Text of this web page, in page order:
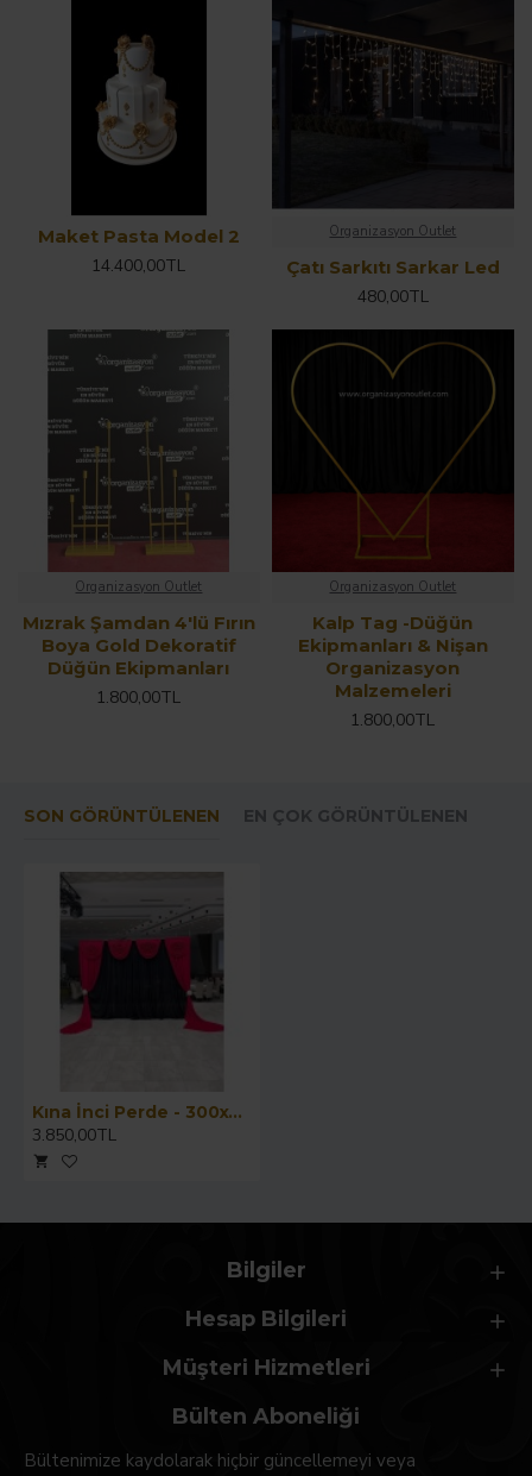
Maket Pasta Model 2
14.400,00TL
Organizasyon Outlet
Çatı Sarkıtı Sarkar Led
480,00TL
Organizasyon Outlet
Mızrak Şamdan 4'lü Fırın
Boya Gold Dekoratif
Düğün Ekipmanları
1.800,00TL
Organizasyon Outlet
Kalp Tag -Düğün
Ekipmanları & Nişan
Organizasyon
Malzemeleri
1.800,00TL
SON GÖRÜNTÜLENEN EN ÇOK GÖRÜNTÜLENEN
Kına İnci Perde - 300x400 CM
3.850,00TL
Bilgiler
Hesap Bilgileri
Müşteri Hizmetleri
Bülten Aboneliği
Bültenimize kaydolarak hiçbir güncellemeyi veya